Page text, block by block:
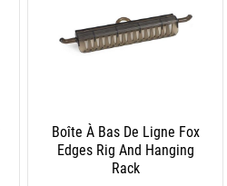
Boîte À Bas De Ligne Fox
Edges Rig And Hanging
Rack